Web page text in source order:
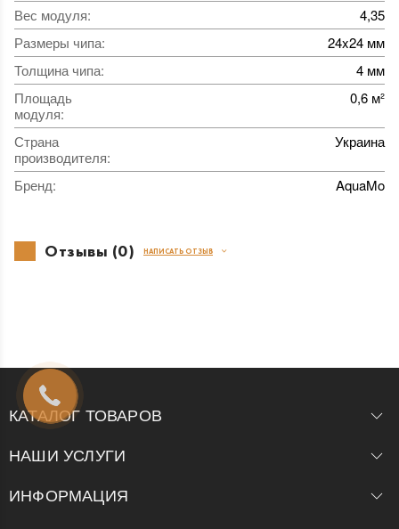
Вес модуля:
4,35
Размеры чипа:
24x24 мм
Толщина чипа:
4 мм
Площадь
модуля:
0,6 м²
Страна
производителя:
Украина
Бренд: AquaMo
Отзывы (0) НАПИСАТЬ ОТЗЫВ
КАТАЛОГ ТОВАРОВ
НАШИ УСЛУГИ
ИНФОРМАЦИЯ